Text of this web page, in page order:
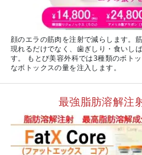
顔のエラの筋肉を注射で減らします。
現れるだけでなく、歯ぎしり・食いし
す。 もとび美容外科では3種類のボト
なボトックスの量を注入します。
最強脂肪溶解